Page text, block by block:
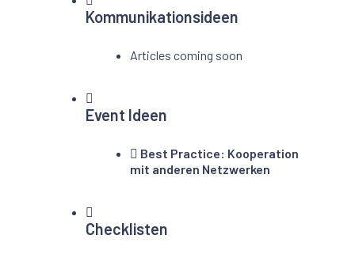
Kommunikationsideen
Articles coming soon
Event Ideen
Best Practice: Kooperation
mit anderen Netzwerken
Checklisten